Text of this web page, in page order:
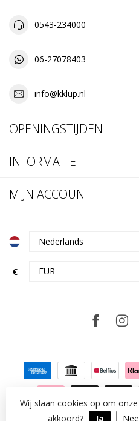
0543-234000
06-27078403
info@kklup.nl
OPENINGSTIJDEN
INFORMATIE
MIJN ACCOUNT
€
©
Wij slaan cookies op om
akkoord?
Ja Nee